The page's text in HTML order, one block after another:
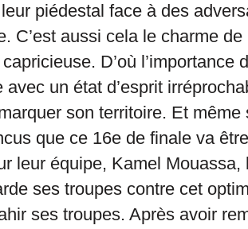
piédestal face à des
C’est aussi cela le charme
D’où l’importance
avec un état d’esprit
son territoire. Et même
que ce 16e de finale va
leur équipe, Kamel Mouassa,
ses troupes contre cet
ses troupes. Après avoir